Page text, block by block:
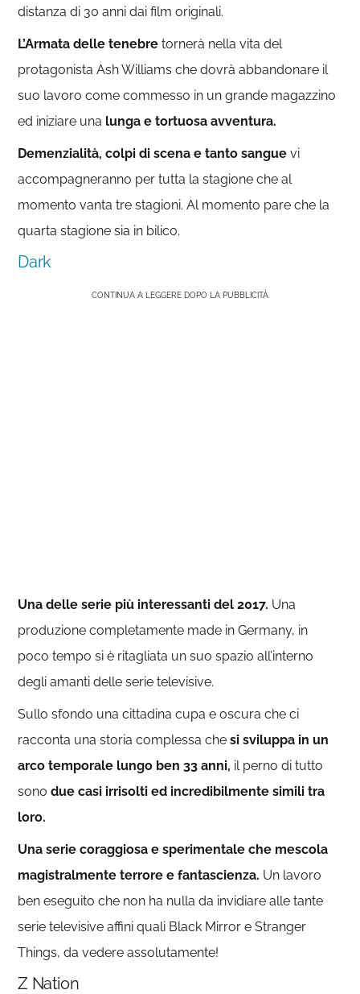
distanza di 30 anni dai film originali.
L’Armata delle tenebre tornerà nella vita del
protagonista Ash Williams che dovrà abbandonare il
suo lavoro come commesso in un grande magazzino
ed iniziare una lunga e tortuosa avventura.
Demenzialità, colpi di scena e tanto sangue vi
accompagneranno per tutta la stagione che al
momento vanta tre stagioni. Al momento pare che la
quarta stagione sia in bilico.
Dark
CONTINUA A LEGGERE DOPO LA PUBBLICITÀ
Una delle serie più interessanti del 2017. Una
produzione completamente made in Germany, in
poco tempo si è ritagliata un suo spazio all’interno
degli amanti delle serie televisive.
Sullo sfondo una cittadina cupa e oscura che ci
racconta una storia complessa chesi sviluppa in un
arco temporale lungo ben 33 anni, il perno di tutto
sonodue casi irrisolti ed incredibilmente simili tra
loro.
Una serie coraggiosa e sperimentale che mescola
magistralmente terrore e fantascienza. Un lavoro
ben eseguito che non ha nulla da invidiare alle tante
serie televisive affini quali Black Mirror e Stranger
Things, da vedere assolutamente!
Z Nation